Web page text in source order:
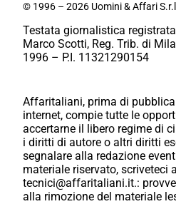
© 1996 – 2026 Uomini & Affari
Testata giornalistica
Marco Scotti, Reg. Trib. di
1996 – P.I. 11321290154
Affaritaliani, prima di
internet, compie tutte le
accertarne il libero regime di
i diritti di autore o altri diritti
segnalare alla redazione
materiale riservato, scriveteci a
tecnici@affaritaliani.it.:
alla rimozione del materiale